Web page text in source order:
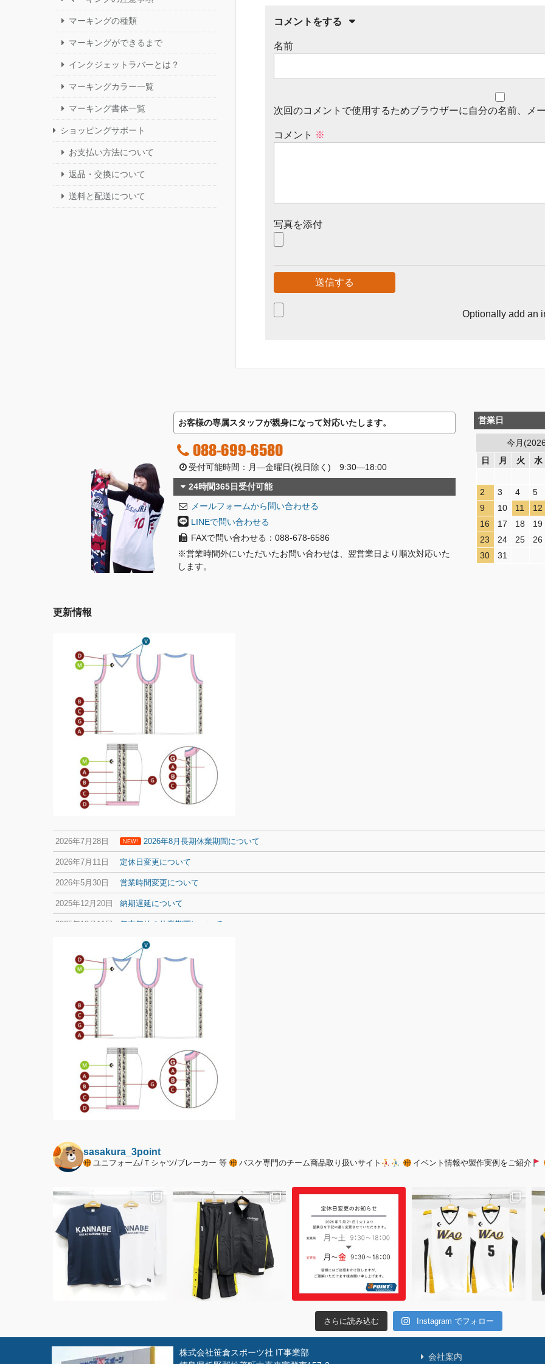
コメントをする
名前
次回のコメントで使用するためブラウザーに自分の名前、メ
コメント ※
写真を添付
Optionally add an
マーキングの種類
マーキングができるまで
インクジェットラバーとは？
マーキングカラー一覧
マーキング書体一覧
ショッピングサポート
お支払い方法について
返品・交換について
送料と配送について
お客様の専属スタッフが親身になって対応いたします。
088-699-6580
受付可能時間：月―金曜日(祝日除く) 9:30―18:00
24時間365日受付可能
メールフォームから問い合わせる
LINEで問い合わせる
FAXで問い合わせる：088-678-6586
※営業時間外にいただいたお問い合わせは、翌営業日より順次対応いた
します。
営業日
今月
日
月 火 水
2
3 4 5
9
10 11 12
16
17 18 19
23
24 25 26
30
31
更新情報
2026年7月28日 NEW! 2026年8月長期休業期間について
2026年7月11日 定休日変更について
2026年5月30日 営業時間変更について
2025年12月20日 納期遅延について
2025年12月11日 年末年始の休業期間について
sasakura_3point
ユニフォーム/Ｔシャツ/ブレーカー 等 バスケ専門のチーム商品取り扱いサイト イベント情報や製作実例をご紹介
さらに読み込む Instagram でフォロー
株式会社笹倉スポーツ社 IT事業部
会社案内